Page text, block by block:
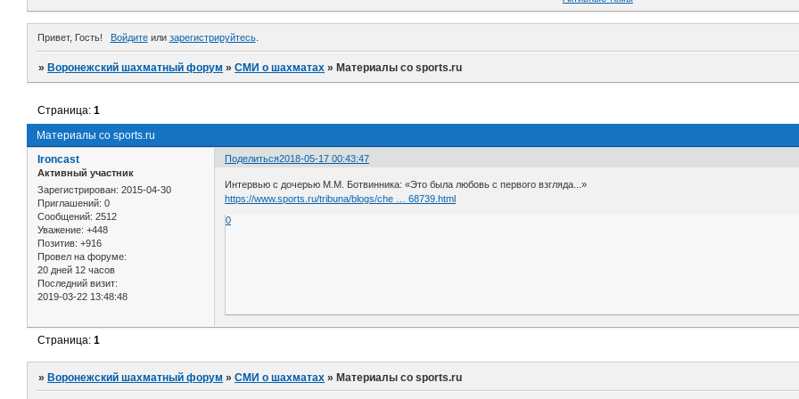
Привет, Гость! Войдитеили зарегистрируйтесь.
»Воронежский шахматный форум »СМИ о шахматах »Материалы со sports.ru
Материалы со sports.ru
Страница:1
Поделиться2018-05-17 00:43:47
Ironcast
Активный участник
Зарегистрирован: 2015-04-30
Приглашений: 0
Сообщений: 2512
Уважение: +448
Позитив: +916
Провел на форуме:
20 дней 12 часов
Последний визит:
2019-03-22 13:48:48
Интервью с дочерью М.М. Ботвинника: «Это была любовь с первого взгляда...»
https://www.sports.ru/tribuna/blogs/che … 68739.html
0
Страница:1
»Воронежский шахматный форум »СМИ о шахматах »Материалы со sports.ru